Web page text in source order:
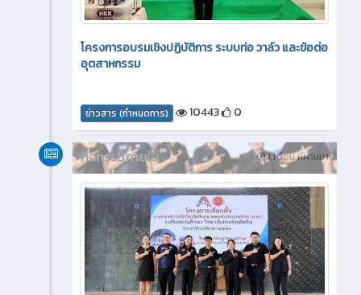
โครงการอบรมเชิงปฏิบัติการ ระบบท่อ วาล์ว และข้อต่อ
อุตสาหกรรม
ข่าวสาร (กำหนดการ) 10443 0
1 เดือน ที่ผ่านมา
กิจกรรมภายใน